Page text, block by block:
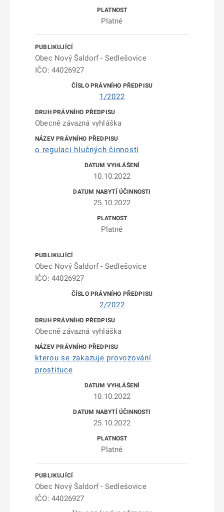
Platné
Obec Nový Šaldorf - Sedlešovice
IČO: 44026927
1/2022
Obecně závazná vyhláška
o regulaci hlučných činností
10.10.2022
25.10.2022
Platné
Obec Nový Šaldorf - Sedlešovice
IČO: 44026927
2/2022
Obecně závazná vyhláška
kterou se zakazuje provozování
prostituce
10.10.2022
25.10.2022
Platné
Obec Nový Šaldorf - Sedlešovice
IČO: 44026927